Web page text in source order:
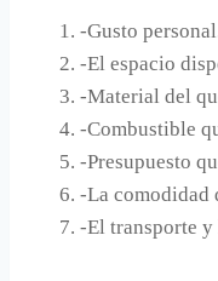
-Gusto
-El espacio
-Material del
-Combustible
-Presupuesto
-La comodidad
-El transporte